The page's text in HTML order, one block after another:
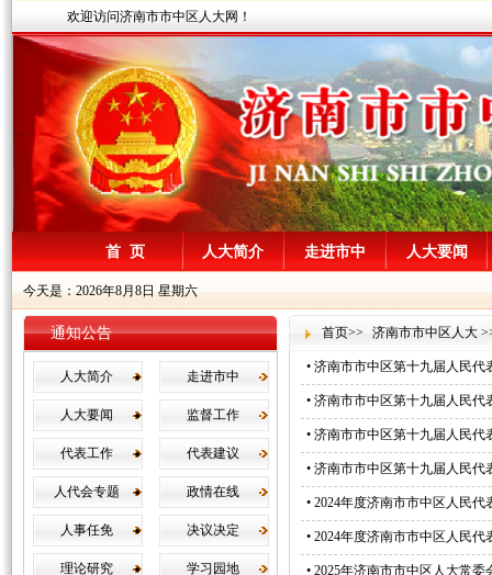
欢迎访问济南市市中区人大网！
首 页 人大简介 走进市中 人大要闻
今天是：2026年8月8日 星期六
通知公告
人大简介 走进市中
人大要闻 监督工作
代表工作 代表建议
人代会专题 政情在线
人事任免 决议决定
理论研究 学习园地
首页>> 济南市市中区人大
• 济南市市中区第十九届人民代
• 济南市市中区第十九届人民代
• 济南市市中区第十九届人民代
• 济南市市中区第十九届人民代
• 2024年度济南市市中区人民
• 2024年度济南市市中区人民
• 2025年济南市市中区人大常委